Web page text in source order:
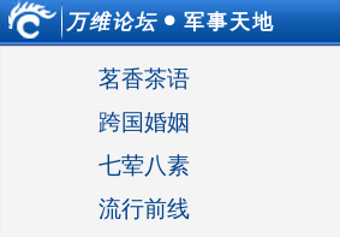
万维论坛 ● 军事天地
茗香茶语
跨国婚姻
七荤八素
流行前线